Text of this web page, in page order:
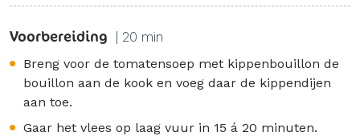
Voorbereiding | 20 min
Breng voor de tomatensoep met kippenbouillon de
bouillon aan de kook en voeg daar de kippendijen
aan toe.
Gaar het vlees op laag vuur in 15 á 20 minuten.